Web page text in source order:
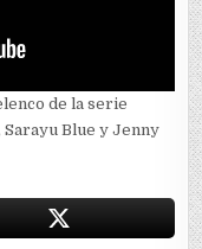
de la serie
Blue y Jenny